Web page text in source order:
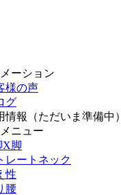
ーション
様の声
グ
情報（ただいま準備中）
ニュー
X脚
レートネック
性
腰